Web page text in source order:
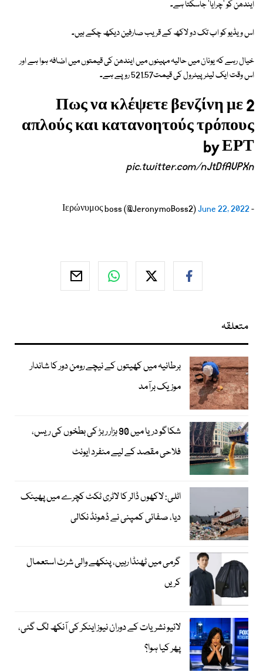
ایندھن کو 'چرایا' جاسکتا ہے۔
اس ویڈیو کو اب تک دو لاکھ کے قریب صارفین دیکھ چکے ہیں۔
خیال رہے کہ یونان میں حالیہ مہینوں میں ایندھن کی قیمتوں میں اضافہ ہوا ہے اور
اس وقت ایک لیٹر پیٹرول کی قیمت521.57 روپے ہے۔
Πως να κλέψετε βενζίνη με 2
απλούς και κατανοητούς τρόπους
by ΕΡΤ
pic.twitter.com/nJtDfAVPXn
- Ιερώνυμος boss (@JeronymoBoss2)
June 22, 2022
متعلقہ
برطانیہ میں کھیتوں کے نیچے رومن دور کا شاندار
موزیک برآمد
شکاگو دریا میں 90 ہزار ربڑ کی بطخوں کی ریس،
فلاحی مقصد کے لیے منفرد ایونٹ
اٹلی: لاکھوں ڈالر کا لاٹری ٹکٹ کچرے میں پھینک
دیا، صفائی کمپنی نے ڈھونڈ نکالی
گرمی میں ٹھنڈا رہیں، پنکھے والی شرٹ استعمال
کریں
لائیو نشریات کے دوران نیوز اینکر کی آنکھ لگ گئی،
پھر کیا ہوا؟